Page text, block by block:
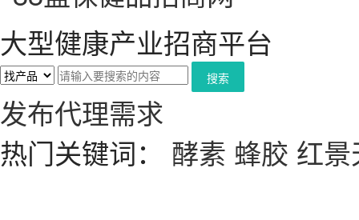
大型健康产业招商平台
搜索
发布代理需求
热门关键词： 酵素 蜂胶 红景